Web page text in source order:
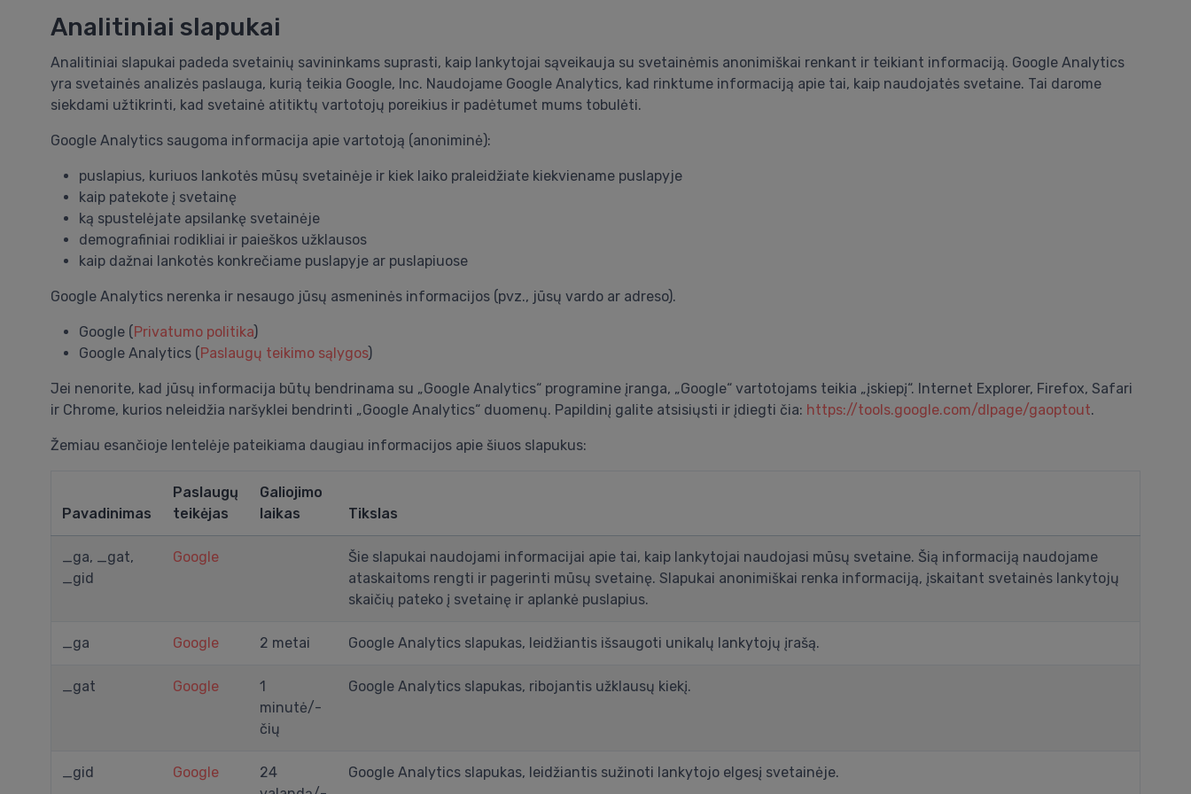
Analitiniai slapukai
Analitiniai slapukai padeda svetainių savininkams suprasti, kaip lankytojai sąveikauja su svetainėmis anonimiškai renkant ir teikiant informaciją. Google Analytics
yra svetainės analizės paslauga, kurią teikia Google, Inc. Naudojame Google Analytics, kad rinktume informaciją apie tai, kaip naudojatės svetaine. Tai darome
siekdami užtikrinti, kad svetainė atitiktų vartotojų poreikius ir padėtumet mums tobulėti.
Google Analytics saugoma informacija apie vartotoją (anoniminė):
puslapius, kuriuos lankotės mūsų svetainėje ir kiek laiko praleidžiate kiekviename puslapyje
kaip patekote į svetainę
ką spustelėjate apsilankę svetainėje
demografiniai rodikliai ir paieškos užklausos
kaip dažnai lankotės konkrečiame puslapyje ar puslapiuose
Google Analytics nerenka ir nesaugo jūsų asmeninės informacijos (pvz., jūsų vardo ar adreso).
Google ( Privatumo politika)
Google Analytics ( Paslaugų teikimo sąlygos)
Jei nenorite, kad jūsų informacija būtų bendrinama su „Google Analytics“ programine įranga, „Google“ vartotojams teikia „įskiepį“. Internet Explorer, Firefox, Safari
ir Chrome, kurios neleidžia naršyklei bendrinti „Google Analytics“ duomenų. Papildinį galite atsisiųsti ir įdiegti čia: https://tools.google.com/dlpage/gaoptout.
Žemiau esančioje lentelėje pateikiama daugiau informacijos apie šiuos slapukus:
Pavadinimas
Paslaugų
teikėjas
Galiojimo
laikas
Tikslas
_ga, _gat,
_gid
Google
Šie slapukai naudojami informacijai apie tai, kaip lankytojai naudojasi mūsų svetaine. Šią informaciją naudojame
ataskaitoms rengti ir pagerinti mūsų svetainę. Slapukai anonimiškai renka informaciją, įskaitant svetainės lankytojų
skaičių pateko į svetainę ir aplankė puslapius.
_ga Google 2 metai Google Analytics slapukas, leidžiantis išsaugoti unikalų lankytojų įrašą.
_gat Google
1
minutė/-
čių
Google Analytics slapukas, ribojantis užklausų kiekį.
_gid Google
24
Google Analytics slapukas, leidžiantis sužinoti lankytojo elgesį svetainėje.